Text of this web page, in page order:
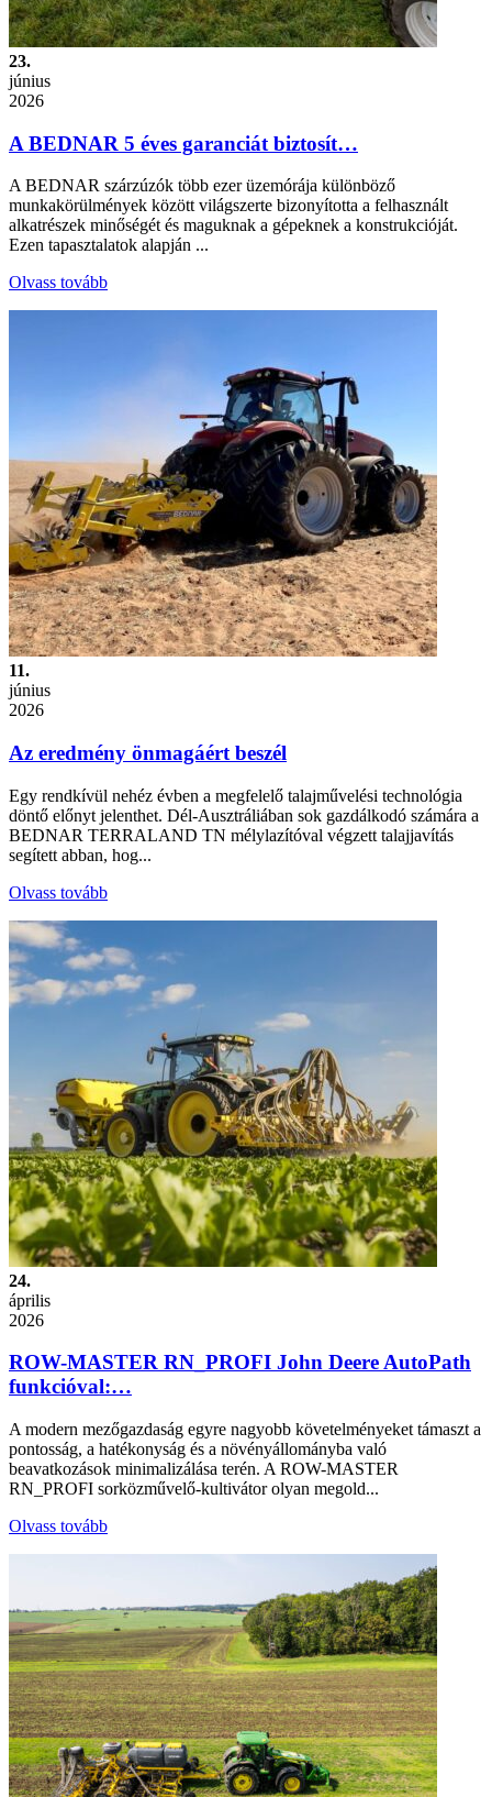
23.
június
2026
A BEDNAR 5 éves garanciát biztosít…
A BEDNAR szárzúzók több ezer üzemórája különböző
munkakörülmények között világszerte bizonyította a felhasznált
alkatrészek minőségét és maguknak a gépeknek a konstrukcióját.
Ezen tapasztalatok alapján ...
Olvass tovább
11.
június
2026
Az eredmény önmagáért beszél
Egy rendkívül nehéz évben a megfelelő talajművelési technológia
döntő előnyt jelenthet. Dél-Ausztráliában sok gazdálkodó számára a
BEDNAR TERRALAND TN mélylazítóval végzett talajjavítás
segített abban, hog...
Olvass tovább
24.
április
2026
ROW-MASTER RN_PROFI John Deere AutoPath
funkcióval:…
A modern mezőgazdaság egyre nagyobb követelményeket támaszt a
pontosság, a hatékonyság és a növényállományba való
beavatkozások minimalizálása terén. A ROW-MASTER
RN_PROFI sorközművelő-kultivátor olyan megold...
Olvass tovább